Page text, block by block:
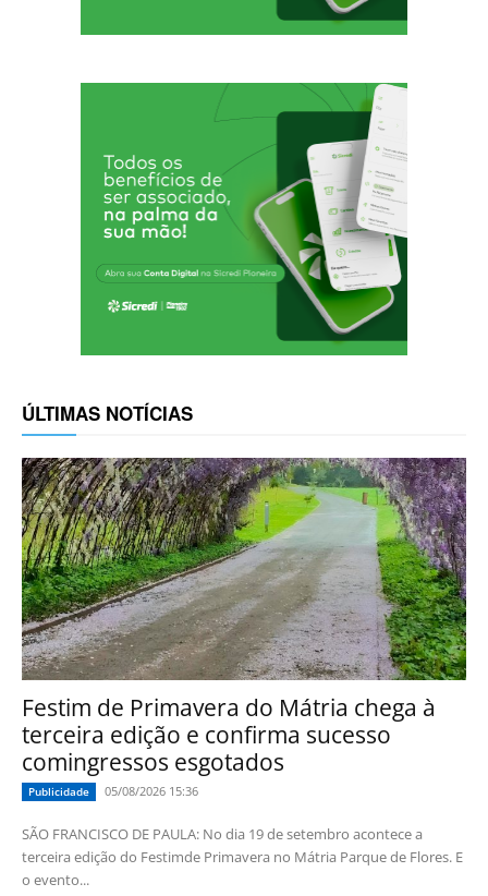
ÚLTIMAS NOTÍCIAS
Festim de Primavera do Mátria chega à
terceira edição e confirma sucesso
comingressos esgotados
Publicidade 05/08/2026 15:36
SÃO FRANCISCO DE PAULA: No dia 19 de setembro acontece a
terceira edição do Festimde Primavera no Mátria Parque de Flores. E
o evento...